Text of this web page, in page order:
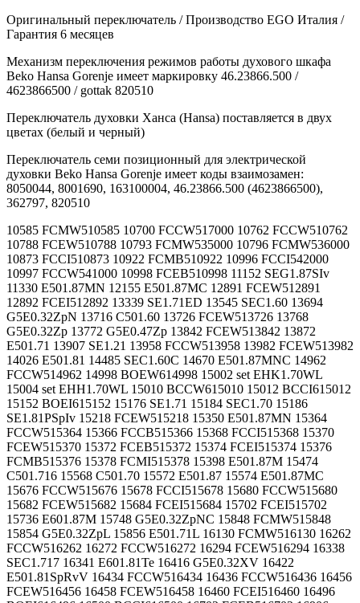
Оригинальный переключатель / Производство EGO Италия /
Гарантия 6 месяцев
Механизм переключения режимов работы духового шкафа
Beko Hansa Gorenje имеет маркировку 46.23866.500 /
4623866500 / gottak 820510
Переключатель духовки Ханса (Hansa) поставляется в двух
цветах (белый и черный)
Переключатель семи позиционный для электрической
духовки Beko Hansa Gorenje имеет коды взаимозамен:
8050044, 8001690, 163100004, 46.23866.500 (4623866500),
362797, 820510
10585 FCMW510585 10700 FCCW517000 10762 FCCW510762
10788 FCEW510788 10793 FCMW535000 10796 FCMW536000
10873 FCCI510873 10922 FCMB510922 10996 FCCI542000
10997 FCCW541000 10998 FCEB510998 11152 SEG1.87SIv
11330 E501.87MN 12155 E501.87MC 12891 FCEW512891
12892 FCEI512892 13339 SE1.71ED 13545 SEC1.60 13694
G5E0.32ZpN 13716 C501.60 13726 FCEW513726 13768
G5E0.32Zp 13772 G5E0.47Zp 13842 FCEW513842 13872
E501.71 13907 SE1.21 13958 FCCW513958 13982 FCEW513982
14026 E501.81 14485 SEC1.60C 14670 E501.87MNC 14962
FCCW514962 14998 BOEW614998 15002 set EHK1.70WL
15004 set EHH1.70WL 15010 BCCW615010 15012 BCCI615012
15152 BOEI615152 15176 SE1.71 15184 SEC1.70 15186
SE1.81PSpIv 15218 FCEW515218 15350 E501.87MN 15364
FCCW515364 15366 FCCB515366 15368 FCCI515368 15370
FCEW515370 15372 FCEB515372 15374 FCEI515374 15376
FCMB515376 15378 FCMI515378 15398 E501.87M 15474
C501.716 15568 C501.70 15572 E501.87 15574 E501.87MC
15676 FCCW515676 15678 FCCI515678 15680 FCCW515680
15682 FCEW515682 15684 FCEI515684 15702 FCEI515702
15736 E601.87M 15748 G5E0.32ZpNC 15848 FCMW515848
15854 G5E0.32ZpL 15856 E501.71L 16130 FCMW516130 16262
FCCW516262 16272 FCCW516272 16294 FCEW516294 16338
SEC1.717 16341 E601.81Te 16416 G5E0.32XV 16422
E501.81SpRvV 16434 FCCW516434 16436 FCCW516436 16456
FCEW516456 16458 FCEW516458 16460 FCEI516460 16496